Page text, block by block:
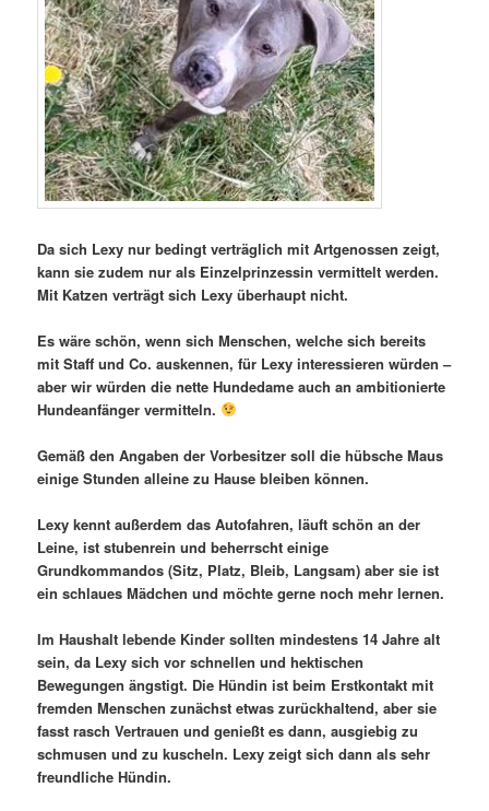
Da sich Lexy nur bedingt verträglich mit Artgenossen zeigt,
kann sie zudem nur als Einzelprinzessin vermittelt werden.
Mit Katzen verträgt sich Lexy überhaupt nicht.
Es wäre schön, wenn sich Menschen, welche sich bereits
mit Staff und Co. auskennen, für Lexy interessieren würden –
aber wir würden die nette Hundedame auch an ambitionierte
Hundeanfänger vermitteln.
Gemäß den Angaben der Vorbesitzer soll die hübsche Maus
einige Stunden alleine zu Hause bleiben können.
Lexy kennt außerdem das Autofahren, läuft schön an der
Leine, ist stubenrein und beherrscht einige
Grundkommandos (Sitz, Platz, Bleib, Langsam) aber sie ist
ein schlaues Mädchen und möchte gerne noch mehr lernen.
Im Haushalt lebende Kinder sollten mindestens 14 Jahre alt
sein, da Lexy sich vor schnellen und hektischen
Bewegungen ängstigt. Die Hündin ist beim Erstkontakt mit
fremden Menschen zunächst etwas zurückhaltend, aber sie
fasst rasch Vertrauen und genießt es dann, ausgiebig zu
schmusen und zu kuscheln. Lexy zeigt sich dann als sehr
freundliche Hündin.